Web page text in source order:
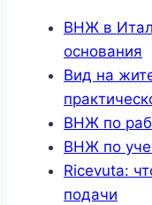
ВНЖ в
основания
Вид на
ВНЖ по
ВНЖ по
Ricevuta:
подачи